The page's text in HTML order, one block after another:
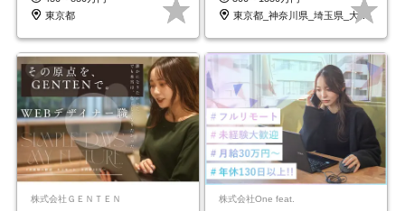
東京都
東京都_神奈川県_埼玉県_大阪府_愛知県…
株式会社ＧＥＮＴＥＮ 株式会社One feat.